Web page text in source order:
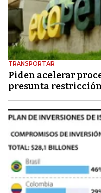
TRANSPORTAR
Piden acelerar
presunta